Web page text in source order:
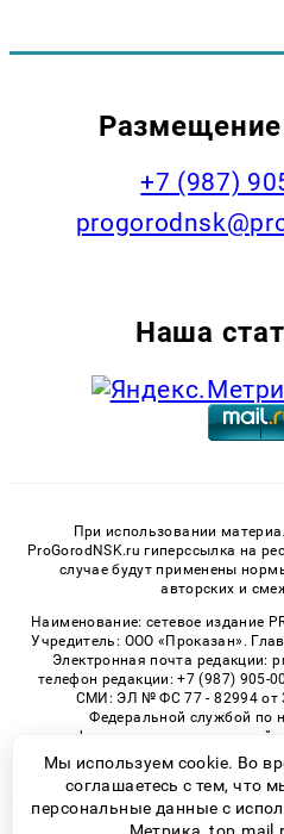
+7 (987)
Наша
При использовании
ProGorodNSK.ru гиперссылка на
случае будут применены
авторских и
Наименование: сетевое издание
Учредитель: ООО «Проказан».
Электронная почта редакции:
телефон редакции: +7 (987) 905-
СМИ: ЭЛ № ФС 77 - 82994 от
Федеральной службой по
информационных технологий
Возрастная
Мы используем cookie. Во
соглашаетесь с тем, что
персональные данные с